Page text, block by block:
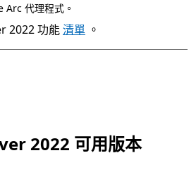
Arc 代理程式。
2022 功能清單 。
2022 可用版本